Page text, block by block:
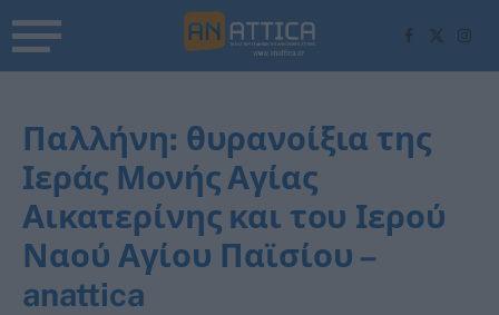
Facebook
X
(Twitter)
Παλλήνη: θυρανοίξια της
Ιεράς Μονής Αγίας
Αικατερίνης και του Ιερού
Ναού Αγίου Παϊσίου –
anattica